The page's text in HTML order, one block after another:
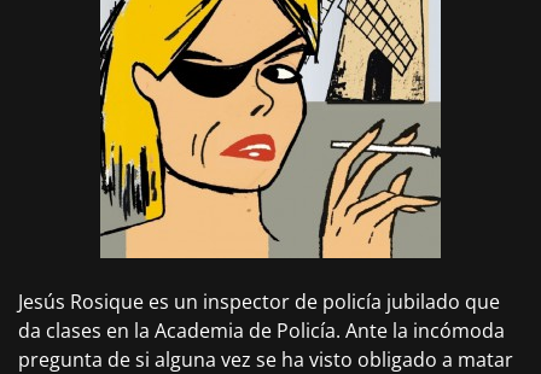
Jesús Rosique es un inspector de policía jubilado que
da clases en la Academia de Policía. Ante la incómoda
pregunta de si alguna vez se ha visto obligado a matar